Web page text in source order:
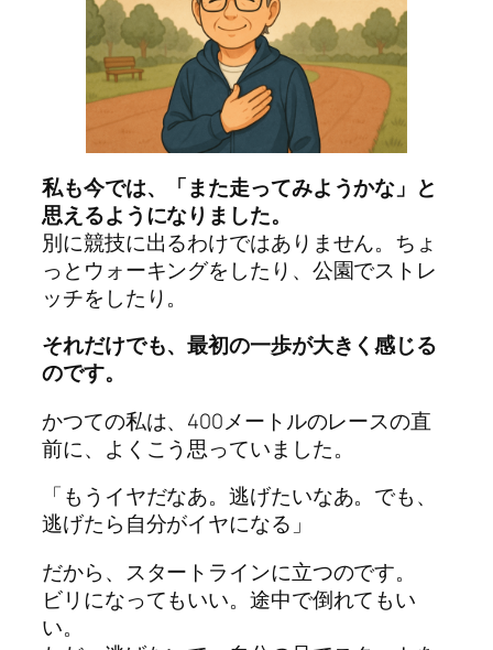
私も今では、「また走ってみようかな」と
思えるようになりました。
別に競技に出るわけではありません。ちょ
っとウォーキングをしたり、公園でストレ
ッチをしたり。
それだけでも、最初の一歩が大きく感じる
のです。
かつての私は、400メートルのレースの直
前に、よくこう思っていました。
「もうイヤだなあ。逃げたいなあ。でも、
逃げたら自分がイヤになる」
だから、スタートラインに立つのです。
ビリになってもいい。途中で倒れてもい
い。